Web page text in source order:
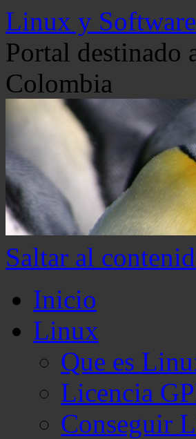
Linux y
Portal
Colombia
Saltar al
Inicio
Linux
Que es
Licencia
Conseguir